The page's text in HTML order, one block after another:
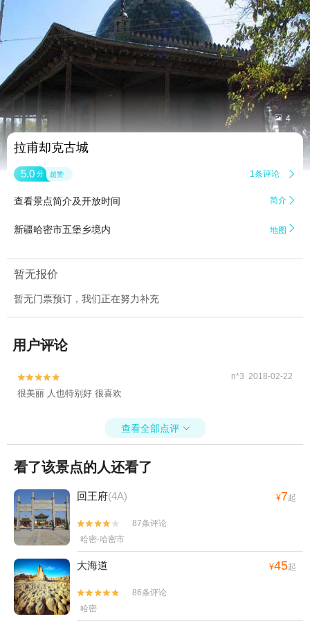
 4
拉甫却克古城
5.0 分 超赞 1条评论 
查看景点简介及开放时间 简介 
新疆哈密市五堡乡境内 地图 
暂无报价
暂无门票预订，我们正在努力补充
用户评论

 n*3 2018-02-22
很美丽 人也特别好 很喜欢
查看全部点评 
看了该景点的人还看了
回王府(4A) ¥7起


87条评论
哈密·哈密市
大海道 ¥45起


86条评论
哈密